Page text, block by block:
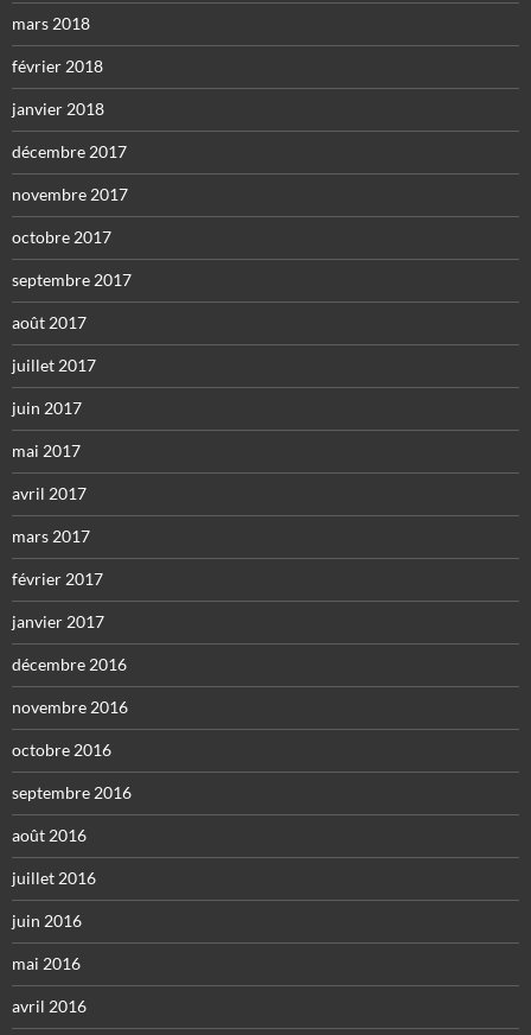
mars 2018
février 2018
janvier 2018
décembre 2017
novembre 2017
octobre 2017
septembre 2017
août 2017
juillet 2017
juin 2017
mai 2017
avril 2017
mars 2017
février 2017
janvier 2017
décembre 2016
novembre 2016
octobre 2016
septembre 2016
août 2016
juillet 2016
juin 2016
mai 2016
avril 2016